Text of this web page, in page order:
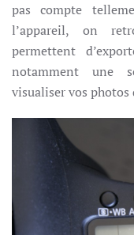
pas compte
l’appareil, on
permettent
notamment une
visualiser vos